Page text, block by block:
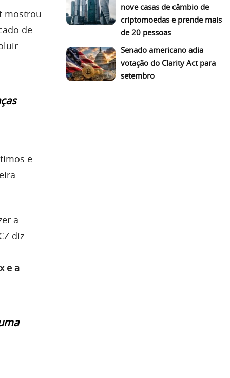
mostrou
de
e
a
diz
e a
nove casas de câmbio de
criptomoedas e prende mais
de 20 pessoas
Senado americano adia
votação do Clarity Act para
setembro